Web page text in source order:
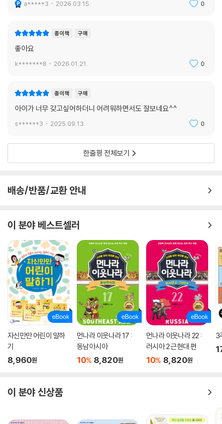
a*****3 2026.03.15. 0
종이책 구매
좋아요
k*******8 2026.01.21. 0
종이책 구매
아이가 너무 갖고싶어하더니 어려워하면서도 잘보네요^^
s******3 2025.09.13. 0
한줄평 전체보기
배송/반품/교환 안내
이 분야 베스트셀러
자신만만 어린이 말하
기
8,960원
먼나라 이웃나라 17 :
동남아시아
10% 8,820원
먼나라 이웃나라 22 :
러시아 2 근현대 편
10% 8,820원
3
이 분야 신상품